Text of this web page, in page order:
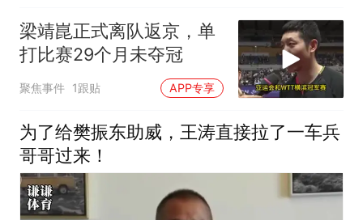
梁靖崑正式离队返京，单
打比赛29个月未夺冠
聚焦事件 1跟贴 APP专享
为了给樊振东助威，王涛直接拉了一车兵
哥哥过来！